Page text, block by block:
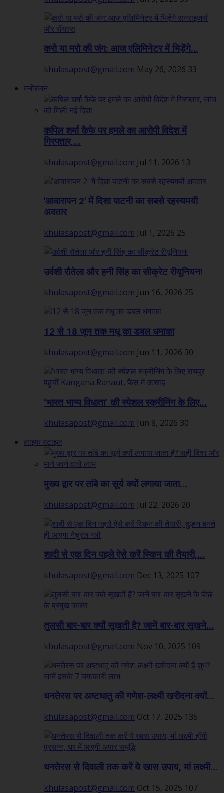
करो या मरो की जंग: आज एलिमिनेटर में भिड़ेंगे...
khulasapost@gmail.com May 26, 2026 33
मनोरंजन
कपिल शर्मा कैफे पर हमले का आरोपी विदेश में
गिरफ्तार,...
khulasapost@gmail.com Jul 11, 2026 13
'आवारापन 2' में दिशा पाटनी का सबसे रहस्यमयी
अवतार
khulasapost@gmail.com Jul 1, 2026 25
उर्वशी रौतेला और हनी सिंह का सीक्रेट रीयूनियन!
khulasapost@gmail.com Jun 16, 2026 25
12 से 18 जून तक मधू का डबल धमाका
khulasapost@gmail.com Jun 11, 2026 30
‘भारत भाग्य विधाता’ की स्पेशल स्क्रीनिंग के लिए...
khulasapost@gmail.com Jun 8, 2026 30
लाइफ स्टाइल
मुख्य द्वार पर तांबे का सूर्य क्यों लगाया जाता...
khulasapost@gmail.com Jul 22, 2026 20
शादी से एक दिन पहले ऐसे करें स्किन की तैयारी,...
khulasapost@gmail.com Dec 13, 2025 107
तुलसी बार-बार क्यों सूखती है? जानें बार-बार सूखने...
khulasapost@gmail.com Nov 10, 2025 109
धनतेरस पर अष्टधातु की गणेश-लक्ष्मी खरीदना क्यों...
khulasapost@gmail.com Oct 17, 2025 135
धनतेरस से दिवाली तक करें ये खास उपाय, मां लक्ष्मी...
khulasapost@gmail.com Oct 15, 2025 107